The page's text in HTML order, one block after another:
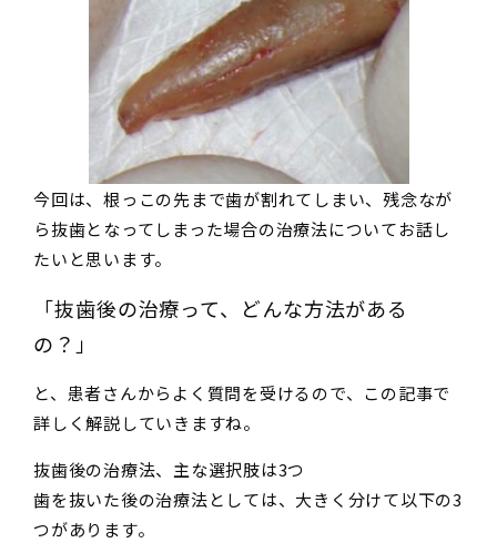
今回は、根っこの先まで歯が割れてしまい、残念なが
ら抜歯となってしまった場合の治療法についてお話し
たいと思います。
「抜歯後の治療って、どんな方法がある
の？」
と、患者さんからよく質問を受けるので、この記事で
詳しく解説していきますね。
抜歯後の治療法、主な選択肢は3つ
歯を抜いた後の治療法としては、大きく分けて以下の3
つがあります。